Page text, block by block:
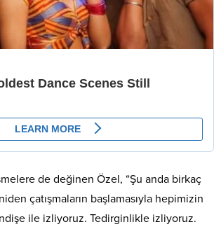
de değinen Özel, “Şu anda birkaç
çatışmaların başlamasıyla hepimizin
ile izliyoruz. Tedirginlikle izliyoruz.